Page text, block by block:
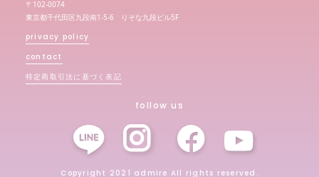
〒102-0074
東京都千代田区九段南1-5-6 りそな九段ビル5F
privacy policy
contact
特定商取引法に基づく表記
follow us
Copyright 2021 admire All rights reserved.